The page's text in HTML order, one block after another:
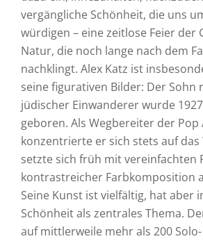
vergängliche Schönheit, die uns
würdigen – eine zeitlose Feier
Natur, die noch lange nach dem
nachklingt. Alex Katz ist
seine figurativen Bilder: Der Sohn
jüdischer Einwanderer wurde
geboren. Als Wegbereiter der Pop
konzentrierte er sich stets auf
setzte sich früh mit vereinfachten
kontrastreicher Farbkomposition
Seine Kunst ist vielfältig, hat aber
Schönheit als zentrales Thema.
auf mittlerweile mehr als 200